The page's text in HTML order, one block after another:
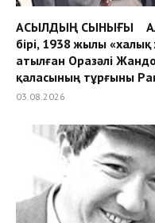
АСЫЛДЫҢ СЫНЫҒЫ
бірі, 1938 жылы
атылған Оразәлі
қаласының тұрғыны
03.08.2026